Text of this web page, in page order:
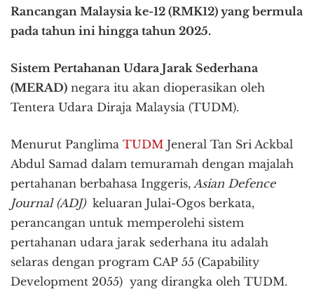
Rancangan Malaysia ke-12 (RMK12) yang bermula
pada tahun ini hingga tahun 2025.
Sistem Pertahanan Udara Jarak Sederhana
(MERAD) negara itu akan dioperasikan oleh
Tentera Udara Diraja Malaysia (TUDM).
Menurut Panglima TUDM Jeneral Tan Sri Ackbal
Abdul Samad dalam temuramah dengan majalah
pertahanan berbahasa Inggeris, Asian Defence
Journal (ADJ)keluaran Julai-Ogos berkata,
perancangan untuk memperolehi sistem
pertahanan udara jarak sederhana itu adalah
selaras dengan program CAP 55 (Capability
Development 2055) yang dirangka oleh TUDM.